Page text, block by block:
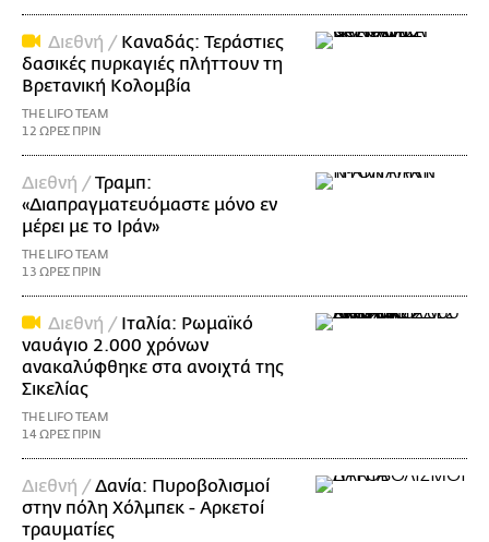
Διεθνή / Καναδάς: Τεράστιες
δασικές πυρκαγιές πλήττουν τη
Βρετανική Κολομβία
THE LIFO TEAM
12 ΩΡΕΣ ΠΡΙΝ
Διεθνή /Τραμπ:
«Διαπραγματευόμαστε μόνο εν
μέρει με το Ιράν»
THE LIFO TEAM
13 ΩΡΕΣ ΠΡΙΝ
Διεθνή / Ιταλία: Ρωμαϊκό
ναυάγιο 2.000 χρόνων
ανακαλύφθηκε στα ανοιχτά της
Σικελίας
THE LIFO TEAM
14 ΩΡΕΣ ΠΡΙΝ
Διεθνή /Δανία: Πυροβολισμοί
στην πόλη Χόλμπεκ - Αρκετοί
τραυματίες